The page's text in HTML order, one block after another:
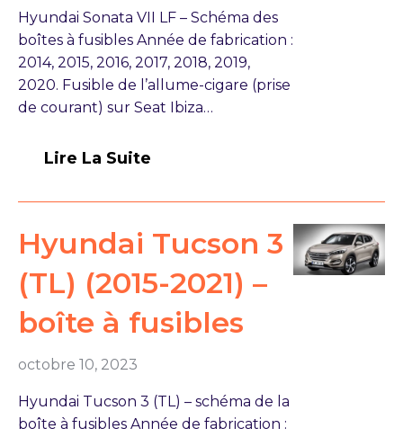
Hyundai Sonata VII LF – Schéma des
boîtes à fusibles Année de fabrication :
2014, 2015, 2016, 2017, 2018, 2019,
2020. Fusible de l’allume-cigare (prise
de courant) sur Seat Ibiza…
Lire La Suite
Hyundai Tucson 3
(TL) (2015-2021) –
boîte à fusibles
octobre 10, 2023
Hyundai Tucson 3 (TL) – schéma de la
boîte à fusibles Année de fabrication :